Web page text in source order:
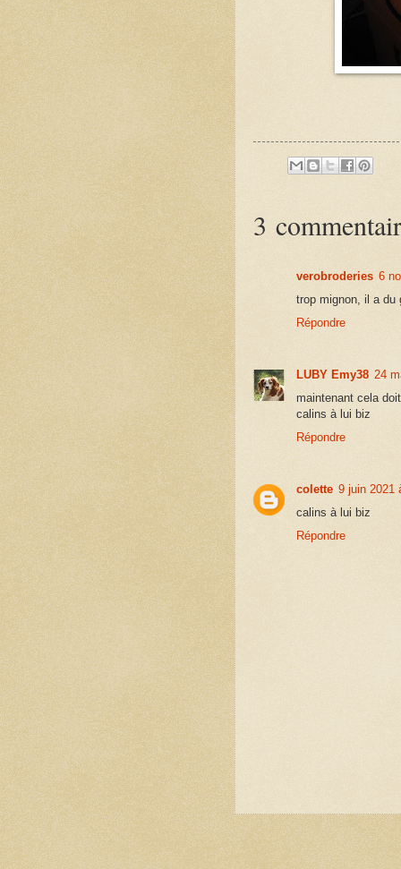
3
verobroderies 6
trop mignon, il a du
Répondre
LUBY Emy38 24
maintenant cela
calins à lui biz
Répondre
colette 9 juin 2021
calins à lui biz
Répondre